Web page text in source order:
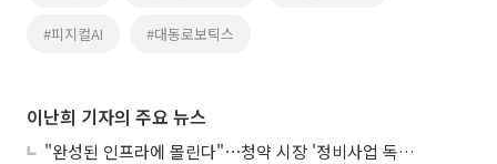
#피지컬AI #대동로보틱스
이난희 기자의 주요 뉴스
"완성된 인프라에 몰린다"⋯청약 시장 '정비사업 독주' 42배 격차